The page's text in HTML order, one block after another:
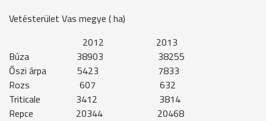
Vetésterület Vas megye ( ha)
2012 2013
Búza 38903 38255
Őszi árpa 5423 7833
Rozs 607 632
Triticale 3412 3814
Repce 20344 20468